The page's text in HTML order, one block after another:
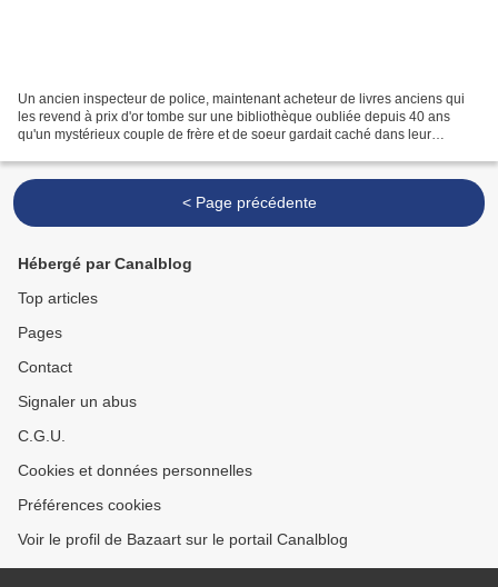
Un ancien inspecteur de police, maintenant acheteur de livres anciens qui
les revend à prix d'or tombe sur une bibliothèque oubliée depuis 40 ans
qu'un mystérieux couple de frère et de soeur gardait caché dans leur
< Page précédente
Hébergé par Canalblog
Top articles
Pages
Contact
Signaler un abus
C.G.U.
Cookies et données personnelles
Préférences cookies
Voir le profil de Bazaart sur le portail Canalblog